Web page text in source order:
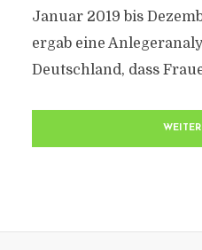
Januar 2019 bis
ergab eine
Deutschland, dass